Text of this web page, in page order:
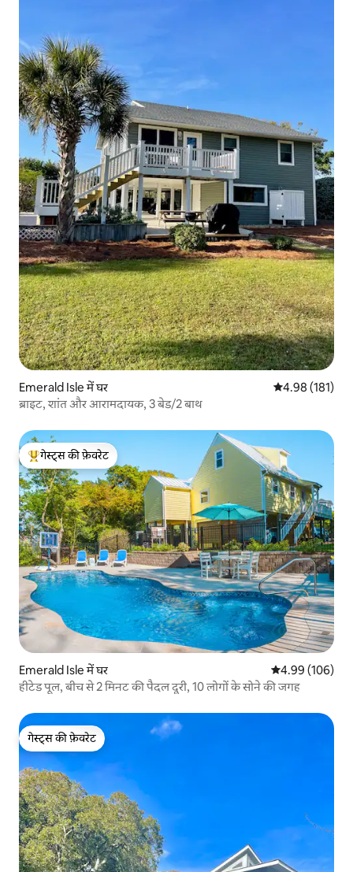
Emerald Isle में घर औसत रेटिंग 5 में से
4.98 (181)
ब्राइट, शांत और आरामदायक, 3 बेड/2 बाथ
गेस्ट्स का टॉप फ़ेवरेट
गेस्ट्स की फ़ेवरेट
Emerald Isle में घर औसत रेटिंग 5 में से
4.99 (106)
हीटेड पूल, बीच से 2 मिनट की पैदल दूरी, 10 लोगों के सोने की जगह
गेस्ट्स की फ़ेवरेट
गेस्ट्स की फ़ेवरेट